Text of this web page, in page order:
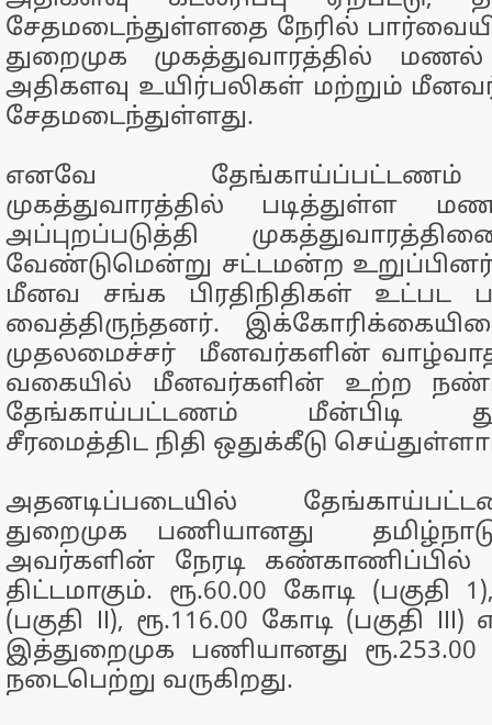
சேதமடைந்துள்ளதை நேரில்
துறைமுக முகத்துவாரத்தில் மணல்
அதிகளவு உயிர்பலிகள் மற்றும்
சேதமடைந்துள்ளது.
எனவே தேங்காய்ப்பட்டணம்
முகத்துவாரத்தில் படித்துள்ள
அப்புறப்படுத்தி
வேண்டுமென்று சட்டமன்ற
மீனவ சங்க பிரதிநிதிகள் உட்பட
வைத்திருந்தனர்.
முதலமைச்சர் மீனவர்களின்
வகையில் மீனவர்களின் உற்ற
தேங்காய்பட்டணம் மீன்பிடி
சீரமைத்திட நிதி ஒதுக்கீடு
அதனடிப்படையில்
துறைமுக பணியானது
அவர்களின் நேரடி
திட்டமாகும். ரூ.60.00 கோடி (பகுதி
(பகுதி II), ரூ.116.00 கோடி (பகுதி
இத்துறைமுக பணியானது ரூ.253.00
நடைபெற்று வருகிறது.